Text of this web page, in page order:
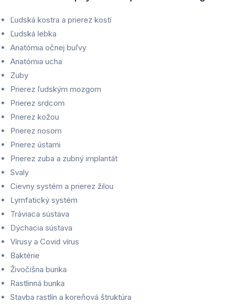
Ľudská kostra a prierez kostí
Ľudská lebka
Anatómia očnej buľvy
Anatómia ucha
Zuby
Prierez ľudským mozgom
Prierez srdcom
Prierez kožou
Prierez nosom
Prierez ústami
Prierez zuba a zubný implantát
Svaly
Cievny systém a prierez žilou
Lymfatický systém
Tráviaca sústava
Dýchacia sústava
Vírusy a Covid vírus
Baktérie
Živočíšna bunka
Rastlinná bunka
Stavba rastlín a koreňová štruktúra